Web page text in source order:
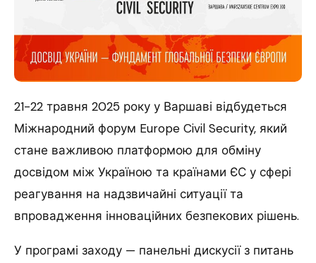
21-22 травня 2025 року у Варшаві відбудеться
Міжнародний форум Europe Civil Security, який
стане важливою платформою для обміну
досвідом між Україною та країнами ЄС у сфері
реагування на надзвичайні ситуації та
впровадження інноваційних безпекових рішень.
У програмі заходу — панельні дискусії з питань